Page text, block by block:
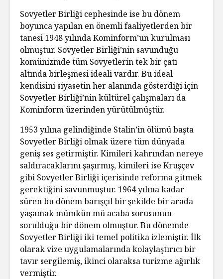
Sovyetler Birliği cephesinde ise bu dönem
boyunca yapılan en önemli faaliyetlerden bir
tanesi 1948 yılında Kominform’un kurulması
olmuştur. Sovyetler Birliği’nin savunduğu
komünizmde tüm Sovyetlerin tek bir çatı
altında birleşmesi ideali vardır. Bu ideal
kendisini siyasetin her alanında gösterdiği için
Sovyetler Birliği’nin kültürel çalışmaları da
Kominform üzerinden yürütülmüştür.
1953 yılına gelindiğinde Stalin’in ölümü başta
Sovyetler Birliği olmak üzere tüm dünyada
geniş ses getirmiştir. Kimileri kahrından nereye
saldıracaklarını şaşırmış, kimileri ise Kruşçev
gibi Sovyetler Birliği içerisinde reforma gitmek
gerektiğini savunmuştur. 1964 yılına kadar
süren bu dönem barışçıl bir şekilde bir arada
yaşamak mümkün mü acaba sorusunun
sorulduğu bir dönem olmuştur. Bu dönemde
Sovyetler Birliği iki temel politika izlemiştir. İlk
olarak vize uygulamalarında kolaylaştırıcı bir
tavır sergilemiş, ikinci olaraksa turizme ağırlık
vermiştir.